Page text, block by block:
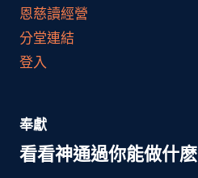
恩慈讀經營
分堂連結
登入
奉獻
看看神通過你能做什麽